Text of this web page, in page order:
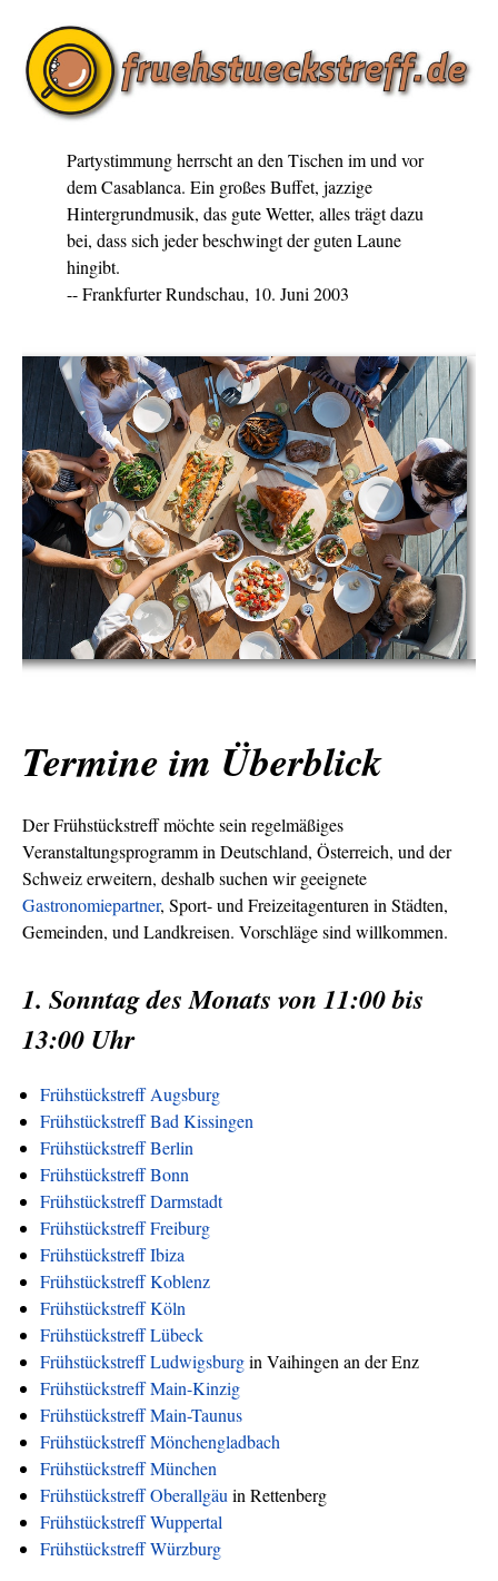
Partystimmung herrscht an den Tischen im und vor
dem Casablanca. Ein großes Buffet, jazzige
Hintergrundmusik, das gute Wetter, alles trägt dazu
bei, dass sich jeder beschwingt der guten Laune
hingibt.
-- Frankfurter Rundschau, 10. Juni 2003
Termine im Überblick
Der Frühstückstreff möchte sein regelmäßiges
Veranstaltungsprogramm in Deutschland, Österreich, und der
Schweiz erweitern, deshalb suchen wir geeignete
Gastronomiepartner, Sport- und Freizeitagenturen in Städten,
Gemeinden, und Landkreisen. Vorschläge sind willkommen.
1. Sonntag des Monats von 11:00 bis
13:00 Uhr
Frühstückstreff Augsburg
Frühstückstreff Bad Kissingen
Frühstückstreff Berlin
Frühstückstreff Bonn
Frühstückstreff Darmstadt
Frühstückstreff Freiburg
Frühstückstreff Ibiza
Frühstückstreff Koblenz
Frühstückstreff Köln
Frühstückstreff Lübeck
Frühstückstreff Ludwigsburgin Vaihingen an der Enz
Frühstückstreff Main-Kinzig
Frühstückstreff Main-Taunus
Frühstückstreff Mönchengladbach
Frühstückstreff München
Frühstückstreff Oberallgäu in Rettenberg
Frühstückstreff Wuppertal
Frühstückstreff Würzburg